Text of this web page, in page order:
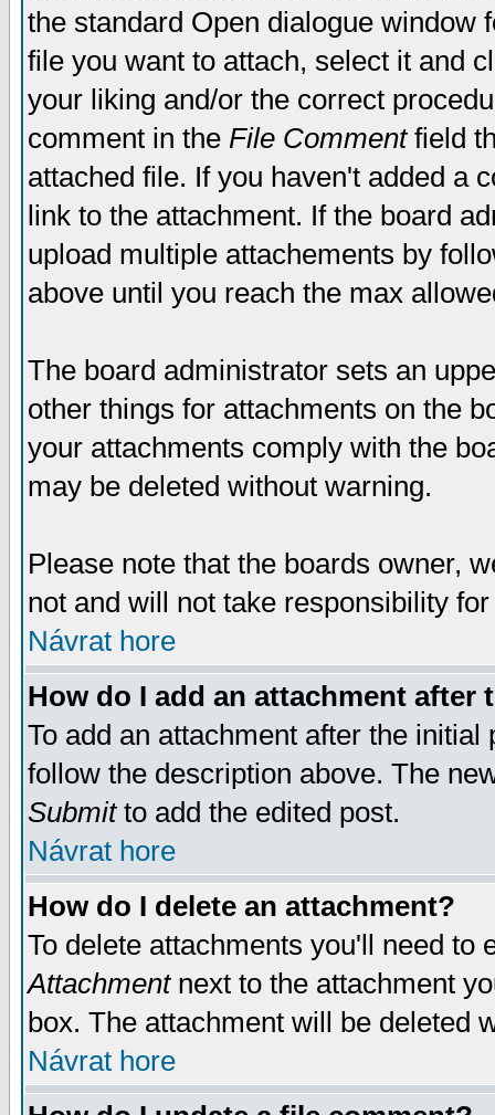
the standard Open dialogue window
file you want to attach, select it and
your liking and/or the correct
comment in the File Commentfield
attached file. If you haven't added a
link to the attachment. If the board
upload multiple attachements by
above until you reach the max
The board administrator sets an
other things for attachments on the
your attachments comply with the
may be deleted without warning.
Please note that the boards owner,
not and will not take responsibility
Návrat hore
How do I add an attachment after
To add an attachment after the
follow the description above. The
Submitto add the edited post.
Návrat hore
How do I delete an attachment?
To delete attachments you'll need
Attachmentnext to the attachment
box. The attachment will be deleted
Návrat hore